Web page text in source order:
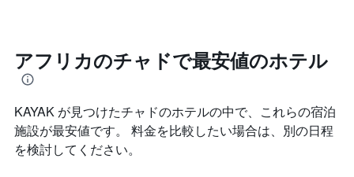
は、
月
表
し
て
い
の
客
室
平
均
料
金
アフリカのチャドで最安値のホテル
KAYAK が見つけたチャドのホテルの中で、これらの宿泊
施設が最安値です。 料金を比較したい場合は、別の日程
を検討してください。